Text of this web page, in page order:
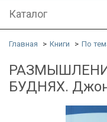
Каталог
Главная Книги По
БУДНЯХ.